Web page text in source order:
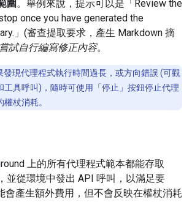
圍。舉例來說，提示可以是「Review the
once you have generated the
」(審查提取要求，產生 Markdown 摘
試自行編寫修正內容。
發現代理程式執行時間過長，或方向錯誤 (可觀
具呼叫)，隨時可使用「停止」 按鈕停止代理
杖消耗。
上的所有代理程式範本都能存取
並從環境中發出 API 呼叫，以滿足要
會產生額外費用，但不會反映在權杖消耗